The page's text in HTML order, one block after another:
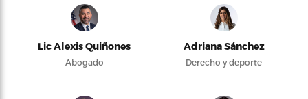
Lic Alexis Quiñones
Abogado
Adriana Sánchez
Derecho y deporte